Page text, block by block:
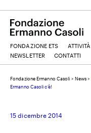
EMAIL
FONDAZIONE ETS ATTIVITÀ
NEWSLETTER
CONTATTI
Fondazione Ermanno Casoli > News>
Ermanno Casoli c’è!
15 dicembre 2014